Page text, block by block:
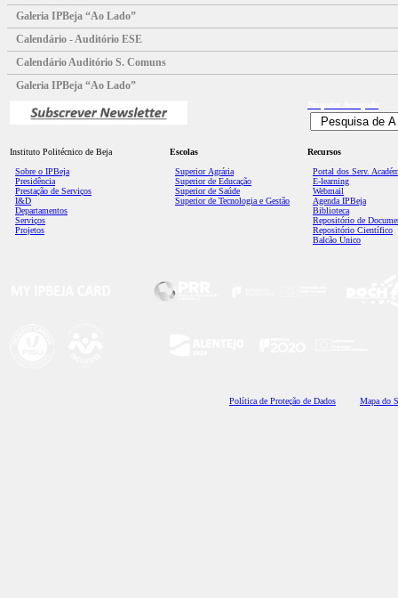
Galeria IPBeja “Ao Lado”
Calendário - Auditório ESE
Calendário Auditório S. Comuns
Galeria IPBeja “Ao Lado”
Instituto Politécnico de Beja
Sobre o IPBeja
Presidência
Prestação de Serviços
I&D
Departamentos
Serviços
Projetos
Escolas
Superior Agrária
Superior de Educação
Superior de Saúde
Superior de Tecnologia e Gestão
Recursos
Portal dos Serv.
E-learning
Webmail
Agenda IPBeja
Biblioteca
Repositório de
Repositório Científico
Balcão Único
Política de Proteção de Dados Mapa do